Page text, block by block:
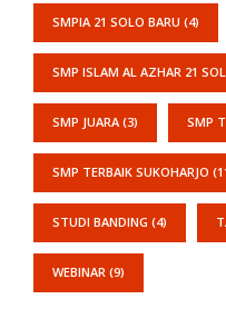
SMPIA 21 SOLO BARU (4)
SMP ISLAM AL AZHAR 21
SMP JUARA (3) SMP
SMP TERBAIK SUKOHARJO
STUDI BANDING (4)
WEBINAR (9)